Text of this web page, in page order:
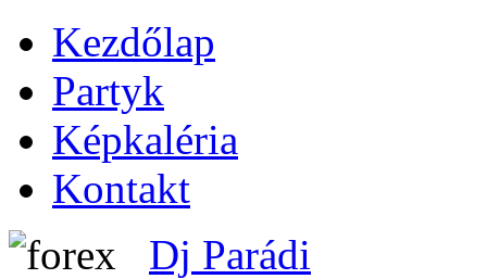
Kezdőlap
Partyk
Képkaléria
Kontakt
Dj Parádi